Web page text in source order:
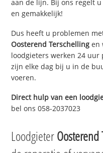
aan de lijn. Bij ons regelt
en gemakkelijk!
Dus heeft u problemen
Oosterend Terschelling en
loodgieters werken 24 uur
zijn elke dag bij u in de
voeren.
Direct hulp van een
bel ons 058-2037023
Loodgieter